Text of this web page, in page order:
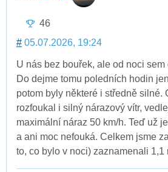
46
# 05.07.2026, 19:24
U nás bez bouřek, ale od noci
Do dejme tomu poledních hodin
potom byly některé i středně silné.
rozfoukal i silný nárazový vítr,
maximální náraz 50 km/h. Teď už
a ani moc nefouká. Celkem jsme
to, co bylo v noci) zaznamenali 1,1